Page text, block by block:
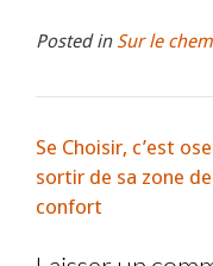
Posted in Sur le
Se Choisir, c’est
sortir de sa zone de
confort